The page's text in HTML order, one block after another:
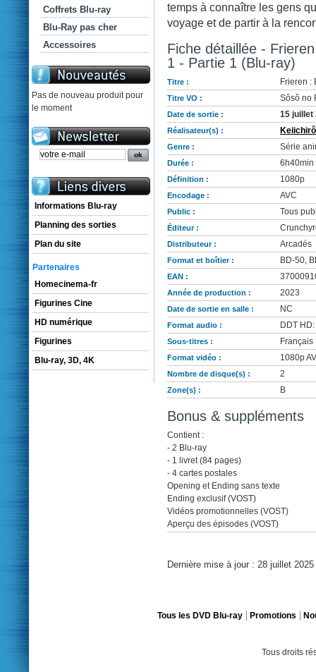
Coffrets Blu-ray
Blu-Ray pas cher
Accessoires
Pas de nouveau produit pour
le moment
Informations Blu-ray
Planning des sorties
Plan du site
Partenaires
Homecinema-fr
Figurines Cine
HD numérique
Figurines
Blu-ray, 3D, 4K
temps à connaître les gens
voyage et de partir à la
Fiche détaillée -
1 - Partie 1 (Blu-ray)
Titre : Frieren :
Titre VO : Sôsô no
Date de sortie : 15 juillet
Réalisateur(s) :
Genre : Série
Durée : 6h40min
Définition : 1080p
Encodage : AVC
Public : Tous
Éditeur :
Distributeur : Arcadès
Format et boîtier : BD-50,
EAN :
Année de production : 2023
Date de sortie en salle : NC
Format audio : DDT
Sous-titres : Français
Format vidéo : 1080p
Nombre de disque(s) : 2
Zone(s) : B
Bonus & suppléments
Contient :
- 2 Blu-ray
- 1 livret (84 pages)
- 4 cartes postales
Opening et Ending sans texte
Ending exclusif (VOST)
Vidéos promotionnelles (VOST)
Aperçu des épisodes (VOST)
Dernière mise à jour : 28 juillet 2025
Tous les DVD Blu-ray Promotions
Tous droits